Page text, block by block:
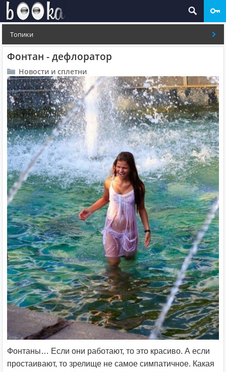
Топики
Фонтан - дефлоратор
Новости и сплетни
Фонтаны… Если они работают, то это красиво. А если
простаивают, то зрелище не самое симпатичное. Какая